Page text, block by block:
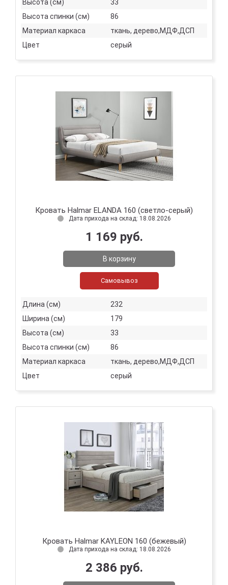
Высота (см)
33
Высота спинки (см)
86
Материал каркаса
ткань, дерево,МДФ,ДСП
Цвет
серый
Кровать Halmar ELANDA 160 (светло-серый)
Дата прихода на склад: 18.08.2026
1 169 руб.
В корзину
Самовывоз
Длина (см)
232
Ширина (см)
179
Высота (см)
33
Высота спинки (см)
86
Материал каркаса
ткань, дерево,МДФ,ДСП
Цвет
серый
Кровать Halmar KAYLEON 160 (бежевый)
Дата прихода на склад: 18.08.2026
2 386 руб.